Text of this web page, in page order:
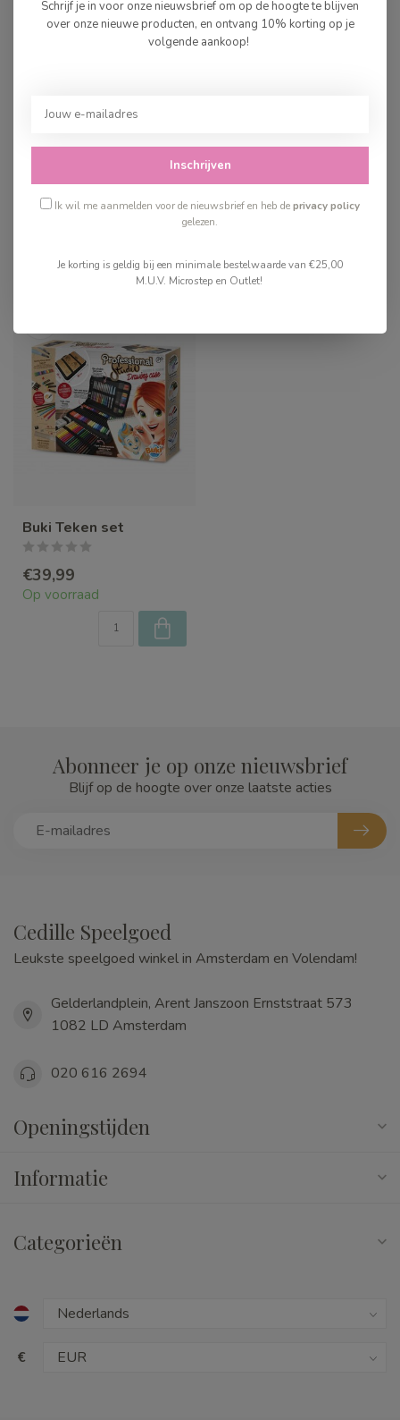
Ooly Kaleidoscope
out Stiften Pastel
Recent bekeken
Buki Teken set
€39,99
Op voorraad
Abonneer je op onze nieuwsbrief
Blijf op de hoogte over onze laatste acties
Cedille Speelgoed
Leukste speelgoed winkel in Amsterdam en Volendam!
Gelderlandplein, Arent Janszoon Ernststraat 573
1082 LD Amsterdam
020 616 2694
Openingstijden
Informatie
Categorieën
€
Schrijf je in voor onze nieuwsbrief om op de hoogte te blijven
over onze nieuwe producten, en ontvang 10% korting op je
volgende aankoop!
Inschrijven
Ik wil me aanmelden voor de nieuwsbrief en heb deprivacy policy
gelezen.
Je korting is geldig bij een minimale bestelwaarde van €25,00
M.U.V. Microstep en Outlet!